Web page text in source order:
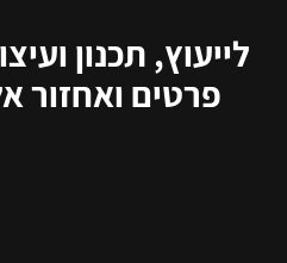
לייעוץ, תכנון
פרטים ואחזור